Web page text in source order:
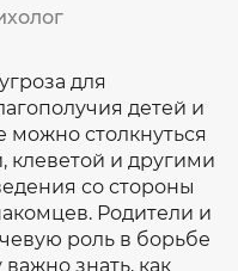
для
детей и
можно столкнуться
клеветой и другими
со стороны
Родители и
роль в борьбе
знать, как